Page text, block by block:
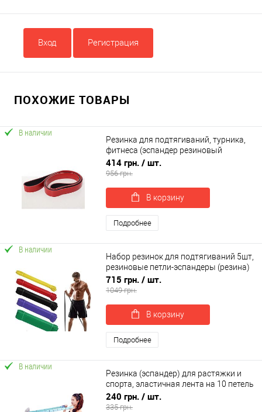
Вход Регистрация
ПОХОЖИЕ ТОВАРЫ
В наличии
Резинка для подтягиваний, турника,
фитнеса (эспандер резиновый
спортивный) 2100x30 мм OSPORT (MS
2236-3)
414 грн. / шт.
956 грн.
В корзину
Подробнее
В наличии
Набор резинок для подтягиваний 5шт,
резиновые петли-эспандеры (резина)
для фитнеса OSPORT (OF-0256)
715 грн. / шт.
1049 грн.
В корзину
Подробнее
В наличии
Резинка (эспандер) для растяжки и
спорта, эластичная лента на 10 петель
2шт OSPORT 120см (MS 4817)
240 грн. / шт.
335 грн.